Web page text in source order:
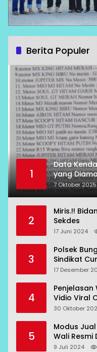
Berita Populer
1
Data
yang
7 Oktober 2025
2
Miris.!!
Sekdes
17 Juni 2024
3
Polsek
Sindikat
Beraksi di 7
17 Desember
4
Vidio Viral
Bahodopi
30 Oktober
5
Modus
Wali Resmi
9 Juli 2024